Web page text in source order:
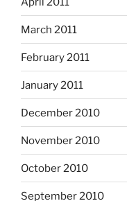
March 2011
February 2011
January 2011
December 2010
November 2010
October 2010
September 2010